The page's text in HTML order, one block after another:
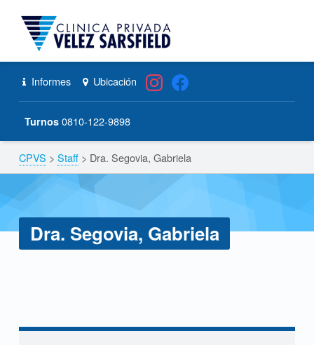
Dra. Segovia, Gabriela – CPVS
Primary Menu
Header info sidebar Informes Ubicación
Turnos 0810-122-9898
Breadcrumbs navigation
CPVS > Staff> Dra. Segovia, Gabriela
Dra. Segovia, Gabriela
r